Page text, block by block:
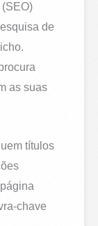
de
as suas
títulos
chave